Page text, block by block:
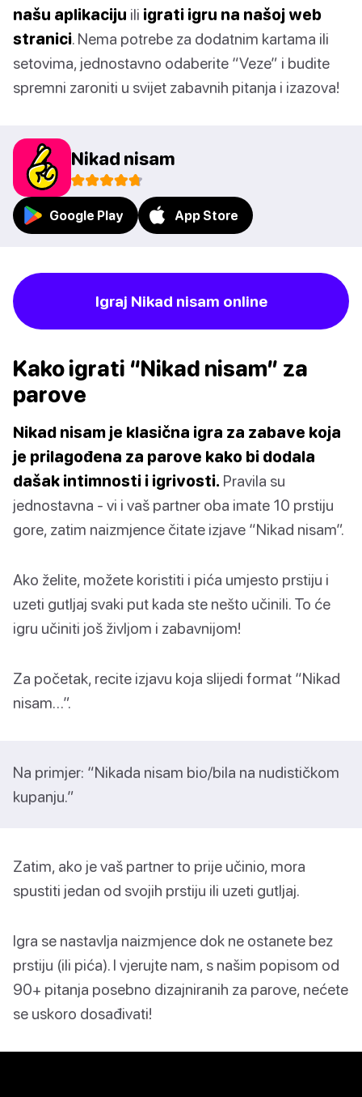
našu aplikaciju ili igrati igru na našoj web
stranici. Nema potrebe za dodatnim kartama ili
setovima, jednostavno odaberite “Veze” i budite
spremni zaroniti u svijet zabavnih pitanja i izazova!
Nikad nisam
Google Play App Store
Igraj Nikad nisam online
Kako igrati “Nikad nisam” za
parove
Nikad nisam je klasična igra za zabave koja
je prilagođena za parove kako bi dodala
dašak intimnosti i igrivosti. Pravila su
jednostavna - vi i vaš partner oba imate 10 prstiju
gore, zatim naizmjence čitate izjave “Nikad nisam”.
Ako želite, možete koristiti i pića umjesto prstiju i
uzeti gutljaj svaki put kada ste nešto učinili. To će
igru učiniti još življom i zabavnijom!
Za početak, recite izjavu koja slijedi format “Nikad
nisam…”.
Na primjer: “Nikada nisam bio/bila na nudističkom
kupanju.”
Zatim, ako je vaš partner to prije učinio, mora
spustiti jedan od svojih prstiju ili uzeti gutljaj.
Igra se nastavlja naizmjence dok ne ostanete bez
prstiju (ili pića). I vjerujte nam, s našim popisom od
90+ pitanja posebno dizajniranih za parove, nećete
se uskoro dosađivati!